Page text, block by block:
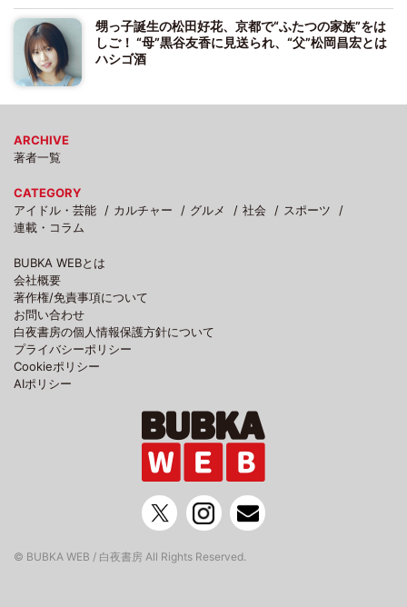
甥っ子誕生の松田好花、京都で“ふたつの家族”をは
しご！ “母”黒谷友香に見送られ、“父”松岡昌宏とは
ハシゴ酒
ARCHIVE
著者一覧
CATEGORY
アイドル・芸能
カルチャー グルメ 社会
スポーツ
連載・コラム
BUBKA WEBとは
会社概要
著作権/免責事項について
お問い合わせ
白夜書房の個人情報保護方針について
プライバシーポリシー
Cookieポリシー
AIポリシー
© BUBKA WEB / 白夜書房 All Rights Reserved.